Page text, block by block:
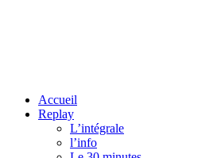
Accueil
Replay
L’intégrale
l’info